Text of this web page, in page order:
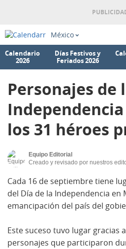
México
Calendario
2026
Días Festivos y
Feriados 2026
Personajes de
los 31 héroes
Equipo Editorial
Creado y revisado por nuestros
Cada 16 de septiembre tiene
del Día de la Independencia en
emancipación del país del
Este suceso tuvo lugar gracias
personajes que participaron